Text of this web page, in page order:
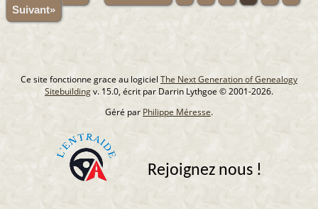
Suivant»
Ce site fonctionne grace au logiciel The Next Generation of Genealogy
Sitebuildingv. 15.0, écrit par Darrin Lythgoe © 2001-2026.
Géré par Philippe Méresse.
Rejoignez nous !